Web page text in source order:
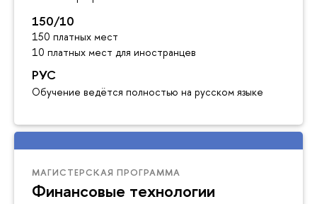
150/10
150 платных мест
10 платных мест для иностранцев
РУС
Обучение ведётся полностью на русском языке
МАГИСТЕРСКАЯ ПРОГРАММА
Финансовые технологии